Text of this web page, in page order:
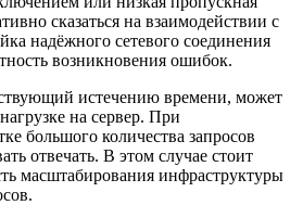
сказаться на взаимодействии с
надёжного сетевого соединения
возникновения ошибок.
истечению времени, может
на сервер. При
большого количества запросов
отвечать. В этом случае стоит
масштабирования инфраструктуры